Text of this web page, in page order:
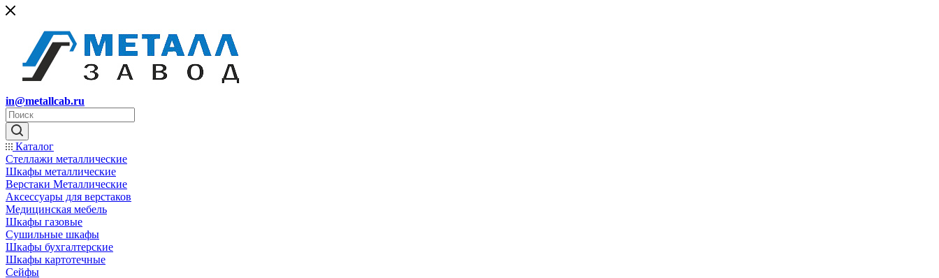
in@metallcab.ru
Каталог
Стеллажи металлические
Шкафы металлические
Верстаки Металлические
Аксессуары для верстаков
Медицинская мебель
Шкафы газовые
Сушильные шкафы
Шкафы бухгалтерские
Шкафы картотечные
Сейфы